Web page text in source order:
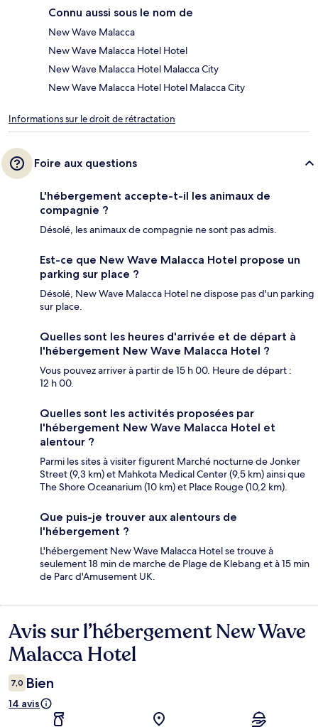
Connu aussi sous le nom de
New Wave Malacca
New Wave Malacca Hotel Hotel
New Wave Malacca Hotel Malacca City
New Wave Malacca Hotel Hotel Malacca City
Informations sur le droit de rétractation
Foire aux questions
L'hébergement accepte-t-il les animaux de
compagnie ?
Désolé, les animaux de compagnie ne sont pas admis.
Est-ce que New Wave Malacca Hotel propose un
parking sur place ?
Désolé, New Wave Malacca Hotel ne dispose pas d'un parking
sur place.
Quelles sont les heures d'arrivée et de départ à
l'hébergement New Wave Malacca Hotel ?
Vous pouvez arriver à partir de 15 h 00. Heure de départ :
12 h 00.
Quelles sont les activités proposées par
l'hébergement New Wave Malacca Hotel et
alentour ?
Parmi les sites à visiter figurent Marché nocturne de Jonker
Street (9,3 km) et Mahkota Medical Center (9,5 km) ainsi que
The Shore Oceanarium (10 km) et Place Rouge (10,2 km).
Que puis-je trouver aux alentours de
l'hébergement ?
L'hébergement New Wave Malacca Hotel se trouve à
seulement 18 min de marche de Plage de Klebang et à 15 min
de Parc d'Amusement UK.
Avis
Avis sur l’hébergement New Wave
Malacca Hotel
7,0 Bien
14 avis